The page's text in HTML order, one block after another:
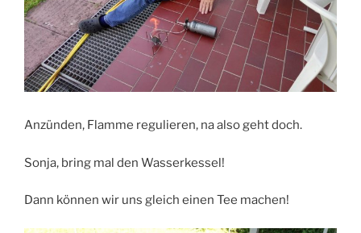
Anzünden, Flamme regulieren, na also geht doch.
Sonja, bring mal den Wasserkessel!
Dann können wir uns gleich einen Tee machen!